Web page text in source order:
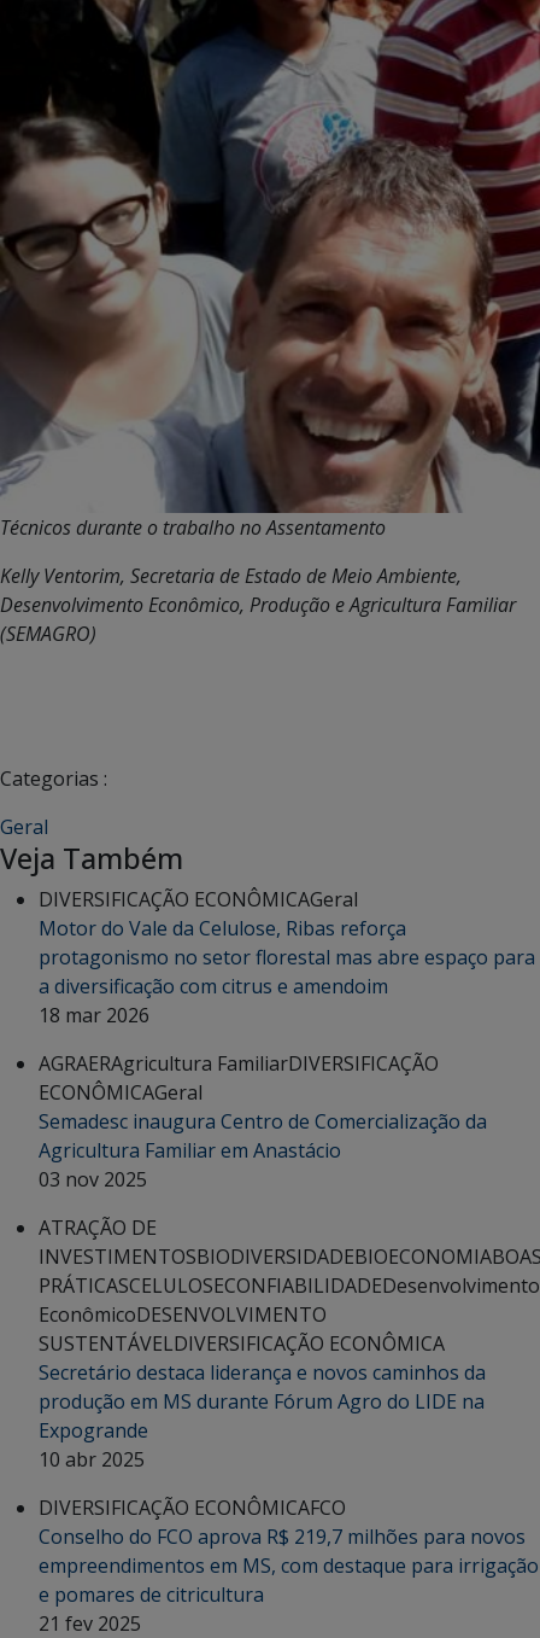
Técnicos durante o trabalho no Assentamento
Kelly Ventorim, Secretaria de Estado de Meio Ambiente,
Desenvolvimento Econômico, Produção e Agricultura Familiar
(SEMAGRO)
Categorias :
Geral
Veja Também
DIVERSIFICAÇÃO ECONÔMICAGeral
Motor do Vale da Celulose, Ribas reforça
protagonismo no setor florestal mas abre espaço para
a diversificação com citrus e amendoim
18 mar 2026
AGRAERAgricultura FamiliarDIVERSIFICAÇÃO
ECONÔMICAGeral
Semadesc inaugura Centro de Comercialização da
Agricultura Familiar em Anastácio
03 nov 2025
ATRAÇÃO DE
INVESTIMENTOSBIODIVERSIDADEBIOECONOMIA
PRÁTICASCELULOSECONFIABILIDADEDesenvolvimento
EconômicoDESENVOLVIMENTO
SUSTENTÁVELDIVERSIFICAÇÃO ECONÔMICA
Secretário destaca liderança e novos caminhos da
produção em MS durante Fórum Agro do LIDE na
Expogrande
10 abr 2025
DIVERSIFICAÇÃO ECONÔMICAFCO
Conselho do FCO aprova R$ 219,7 milhões para novos
empreendimentos em MS, com destaque para irrigação
e pomares de citricultura
21 fev 2025